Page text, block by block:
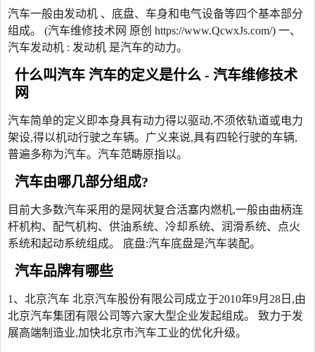
汽车一般由发动机 、底盘、车身和电气设备等四个基本部分
组成。 (汽车维修技术网 原创 https://www.QcwxJs.com/) 一、
汽车发动机 : 发动机 是汽车的动力。
什么叫汽车 汽车的定义是什么 - 汽车维修技术
网
汽车简单的定义即本身具有动力得以驱动,不须依轨道或电力
架设,得以机动行驶之车辆。广义来说,具有四轮行驶的车辆,
普遍多称为汽车。汽车范畴原指以。
汽车由哪几部分组成?
目前大多数汽车采用的是网状复合活塞内燃机,一般由曲柄连
杆机构、配气机构、供油系统、冷却系统、润滑系统、点火
系统和起动系统组成。 底盘:汽车底盘是汽车装配。
汽车品牌有哪些
1、北京汽车 北京汽车股份有限公司成立于2010年9月28日,由
北京汽车集团有限公司等六家大型企业发起组成。 致力于发
展高端制造业,加快北京市汽车工业的优化升级。